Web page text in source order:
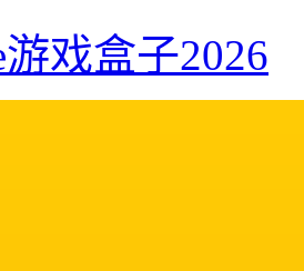
游戏盒子2026